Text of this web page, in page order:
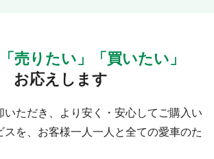
売りたい」「買いたい」
お応えします
いただき、より安く・安心してご購入い
スを、お客様一人一人と全ての愛車のた